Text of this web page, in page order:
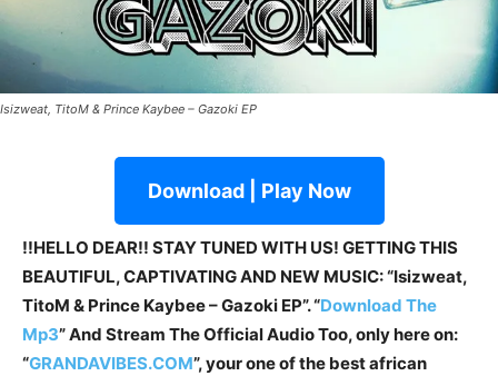
Isizweat, TitoM & Prince Kaybee – Gazoki EP
Download | Play Now
!!HELLO DEAR!! STAY TUNED WITH US! GETTING THIS
BEAUTIFUL, CAPTIVATING AND NEW MUSIC: “Isizweat,
TitoM & Prince Kaybee – Gazoki EP”. “Download The
Mp3” And Stream The Official Audio Too, only here on:
“GRANDAVIBES.COM”, your one of the best african